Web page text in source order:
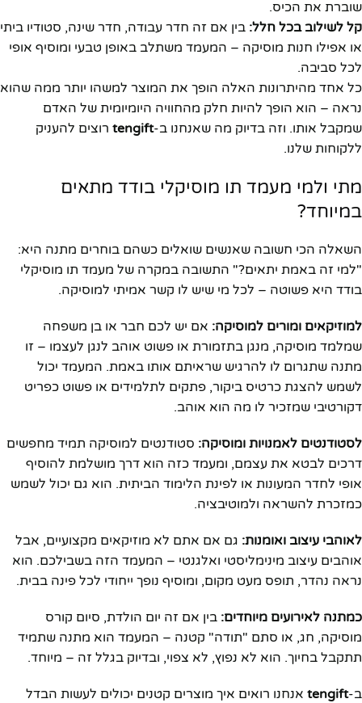
שוברת את הכיס.
קל לשילוב בכל חלל: בין אם זה חדר עבודה, חדר שינה, סטודיו ביתי
או אפילו חנות מוסיקה – המעמד משתלב באופן טבעי ומוסיף אופי
לכל סביבה.
כל אחד מהיתרונות האלה הופך את המוצר למשהו יותר ממה שהוא
נראה – הוא הופך להיות חלק מהחוויה היומיומית של האדם
שמקבל אותו. וזה בדיוק מה שאנחנו ב-tengift רוצים להעניק
ללקוחות שלנו.
מתי ולמי מעמד תו מוסיקלי בודד מתאים
במיוחד?
השאלה הכי חשובה שאנשים שואלים כשהם בוחרים מתנה היא:
"למי זה באמת יתאים?" התשובה במקרה של מעמד תו מוסיקלי
בודד היא פשוטה – לכל מי שיש לו קשר אמיתי למוסיקה.
למוזיקאים ומורים למוסיקה: אם יש לכם חבר או בן משפחה
שמלמד מוסיקה, מנגן בתזמורת או פשוט אוהב לנגן לעצמו – זו
מתנה שתגרום לו להרגיש שראיתם אותו באמת. המעמד יכול
לשמש להצגת כרטיס ביקור, פתקים לתלמידים או פשוט כפריט
דקורטיבי שמזכיר לו מה הוא אוהב.
לסטודנטים לאמנויות ומוסיקה: סטודנטים למוסיקה תמיד מחפשים
דרכים לבטא את עצמם, ומעמד כזה הוא דרך מושלמת להוסיף
אופי לחדר המעונות או לפינת הלימוד הביתית. הוא גם יכול לשמש
כמזכרת להשראה ולמוטיבציה.
לאוהבי עיצוב ואומנות: גם אם אתם לא מוזיקאים מקצועיים, אבל
אוהבים עיצוב מינימליסטי ואלגנטי – המעמד הזה בשבילכם. הוא
נראה נהדר, תופס מעט מקום, ומוסיף נופך ייחודי לכל פינה בבית.
כמתנה לאירועים מיוחדים: בין אם זה יום הולדת, סיום קורס
מוסיקה, חג, או סתם "תודה" קטנה – המעמד הוא מתנה שתמיד
תתקבל בחיוך. הוא לא נפוץ, לא צפוי, ובדיוק בגלל זה – מיוחד.
ב-tengift אנחנו רואים איך מוצרים קטנים יכולים לעשות הבדל